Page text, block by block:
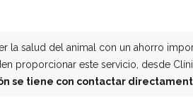
la salud del animal con un ahorro
proporcionar este servicio, desde
se tiene con contactar